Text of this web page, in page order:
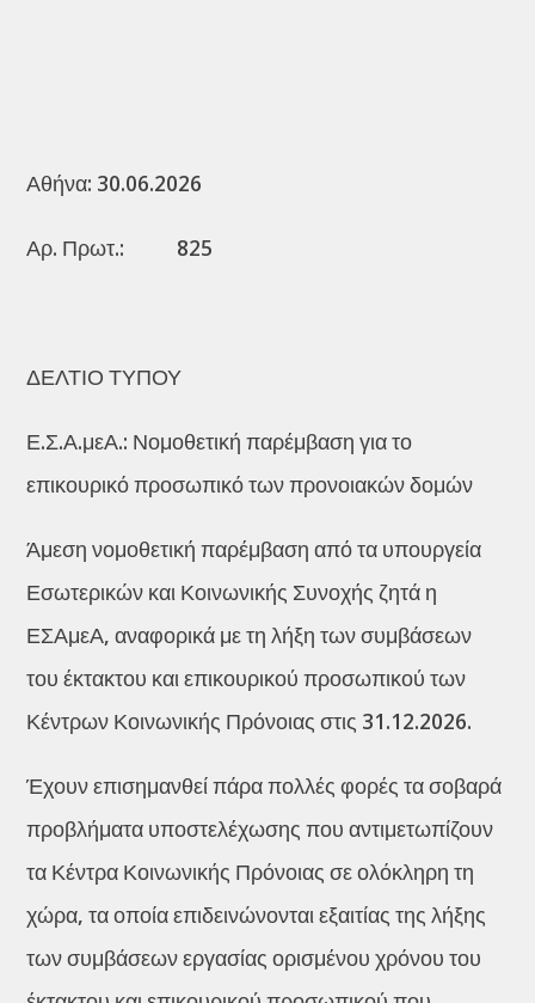
Αθήνα: 30.06.2026
Αρ. Πρωτ.: 825
ΔΕΛΤΙΟ ΤΥΠΟΥ
Ε.Σ.Α.μεΑ.: Νομοθετική παρέμβαση για το
επικουρικό προσωπικό των προνοιακών δομών
Άμεση νομοθετική παρέμβαση από τα υπουργεία
Εσωτερικών και Κοινωνικής Συνοχής ζητά η
ΕΣΑμεΑ, αναφορικά με τη λήξη των συμβάσεων
του έκτακτου και επικουρικού προσωπικού των
Κέντρων Κοινωνικής Πρόνοιας στις 31.12.2026.
Έχουν επισημανθεί πάρα πολλές φορές τα σοβαρά
προβλήματα υποστελέχωσης που αντιμετωπίζουν
τα Κέντρα Κοινωνικής Πρόνοιας σε ολόκληρη τη
χώρα, τα οποία επιδεινώνονται εξαιτίας της λήξης
των συμβάσεων εργασίας ορισμένου χρόνου του